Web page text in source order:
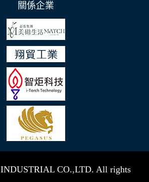
關係企業
CO.,LTD. All rights